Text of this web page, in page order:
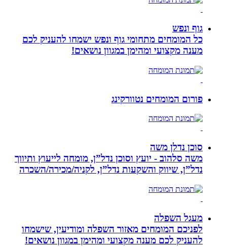
גוף ונפש
כל המומחים מתחומי גוף ונפש ישמחו להעניק לכם
מענה מקצועי ומהימן במגוון נושאים!
פורום המומחים נטוורקינג
סוכן נדלן משה
משה סלהוב - יועץ וסוכן נדל”ן, מומחה לייעוץ ותיווך
נדל”ן, שיווק והשקעות נדל”ן, לקניה/מכירה/השכרה
מעגל השפלה
לפניכם המומחים מאזור השפלה ומודיעין, שישמחו
להעניק לכם מענה מקצועי ומהימן במגוון נושאים!